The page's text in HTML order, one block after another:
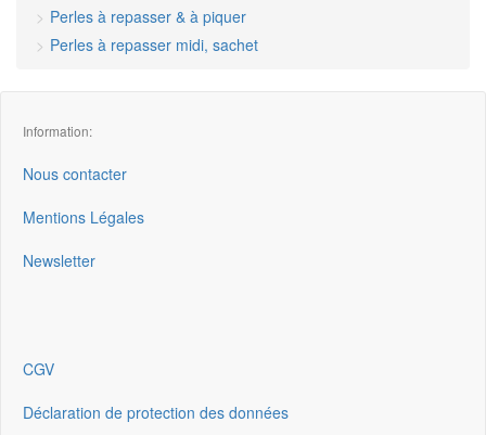
Perles à repasser & à piquer
Perles à repasser midi, sachet
Information:
Nous contacter
Mentions Légales
Newsletter
CGV
Déclaration de protection des données